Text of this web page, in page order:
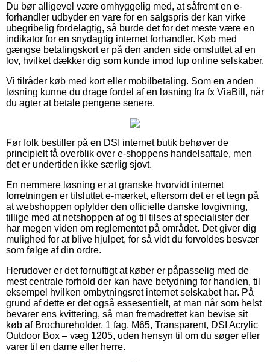
Du bør alligevel være omhyggelig med, at såfremt en e-
forhandler udbyder en vare for en salgspris der kan virke
ubegribelig fordelagtig, så burde det for det meste være en
indikator for en snydagtig internet forhandler. Køb med
gængse betalingskort er på den anden side omsluttet af en
lov, hvilket dækker dig som kunde imod fup online selskaber.
Vi tilråder køb med kort eller mobilbetaling. Som en anden
løsning kunne du drage fordel af en løsning fra fx ViaBill, når
du agter at betale pengene senere.
Før folk bestiller på en DSI internet butik behøver de
principielt få overblik over e-shoppens handelsaftale, men
det er undertiden ikke særlig sjovt.
En nemmere løsning er at granske hvorvidt internet
forretningen er tilsluttet e-mærket, eftersom det er et tegn på
at webshoppen opfylder den officielle danske lovgivning,
tillige med at netshoppen af og til tilses af specialister der
har megen viden om reglementet på området. Det giver dig
mulighed for at blive hjulpet, for så vidt du forvoldes besvær
som følge af din ordre.
Herudover er det fornuftigt at køber er påpasselig med de
mest centrale forhold der kan have betydning for handlen, til
eksempel hvilken ombytningsret internet selskabet har. På
grund af dette er det også essesentielt, at man når som helst
bevarer ens kvittering, så man fremadrettet kan bevise sit
køb af Brochureholder, 1 fag, M65, Transparent, DSI Acrylic
Outdoor Box – væg 1205, uden hensyn til om du søger efter
varer til en dame eller herre.